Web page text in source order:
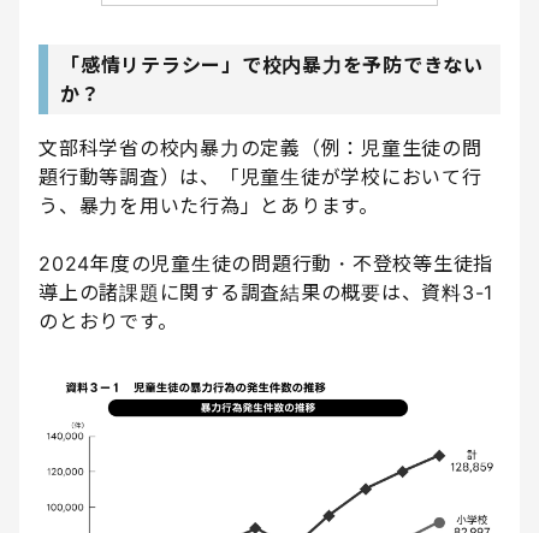
「感情リテラシー」で校内暴力を予防できない
か？
文部科学省の校内暴力の定義（例：児童生徒の問
題行動等調査）は、「児童生徒が学校において行
う、暴力を用いた行為」とあります。
2024年度の児童生徒の問題行動・不登校等生徒指
導上の諸課題に関する調査結果の概要は、資料3-1
のとおりです。